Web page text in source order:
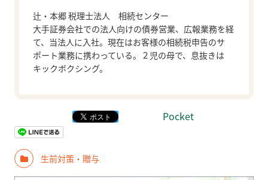
辻・本郷 税理士法人 相続センター
大手証券会社での法人向けの債券営業、広報業務を経
て、当法人に入社。現在はお客様の相続税申告のサ
ポート業務に携わっている。２児の母で、息抜きは
キックボクシング。
Pocket
生前対策・贈与